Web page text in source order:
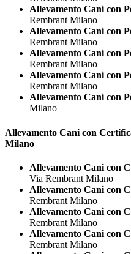
Allevamento Cani con
Rembrant Milano
Allevamento Cani con
Rembrant Milano
Allevamento Cani con
Rembrant Milano
Allevamento Cani con
Rembrant Milano
Allevamento Cani con
Milano
Allevamento Cani con
Milano
Allevamento Cani con
Via Rembrant Milano
Allevamento Cani con
Rembrant Milano
Allevamento Cani con
Rembrant Milano
Allevamento Cani con
Rembrant Milano